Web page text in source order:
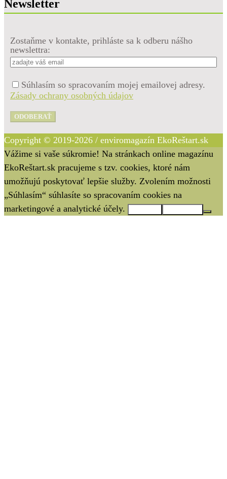
Newsletter
Zostaňme v kontakte, prihláste sa k odberu nášho
newslettra:
Súhlasím so spracovaním mojej emailovej adresy.
Zásady ochrany osobných údajov
ODOBERAŤ
Copyright © 2019-2026 / enviromagazín EkoReštart.sk
Vážime si vaše súkromie! Na stránkach online magazínu
EkoReštart.sk pracujeme s tzv. cookies, ktoré nám
umožňujú poskytovať lepšie služby. Zvolením možnosti
„Súhlasím“ súhlasíte so spracovaním cookies na
marketingové a analytické účely.